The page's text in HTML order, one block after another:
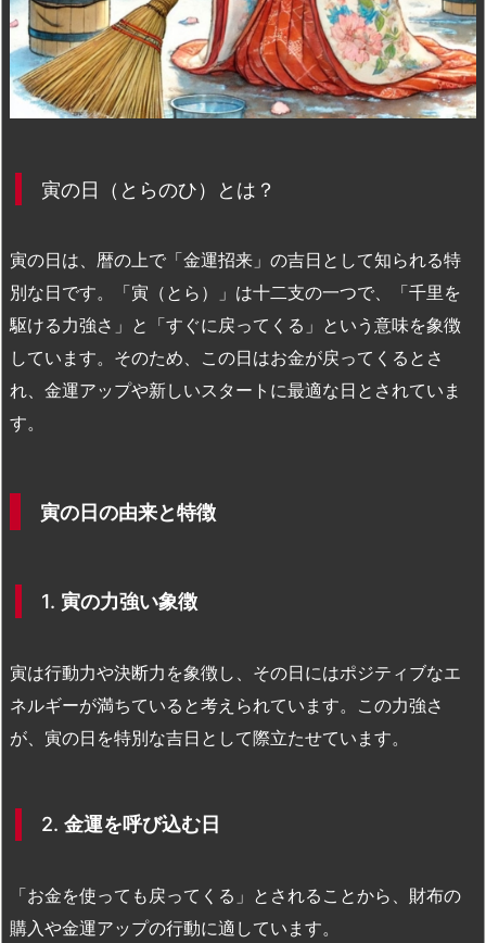
寅の日（とらのひ）とは？
寅の日は、暦の上で「金運招来」の吉日として知られる特
別な日です。「寅（とら）」は十二支の一つで、「千里を
駆ける力強さ」と「すぐに戻ってくる」という意味を象徴
しています。そのため、この日はお金が戻ってくるとさ
れ、金運アップや新しいスタートに最適な日とされていま
す。
寅の日の由来と特徴
1. 寅の力強い象徴
寅は行動力や決断力を象徴し、その日にはポジティブなエ
ネルギーが満ちていると考えられています。この力強さ
が、寅の日を特別な吉日として際立たせています。
2. 金運を呼び込む日
「お金を使っても戻ってくる」とされることから、財布の
購入や金運アップの行動に適しています。